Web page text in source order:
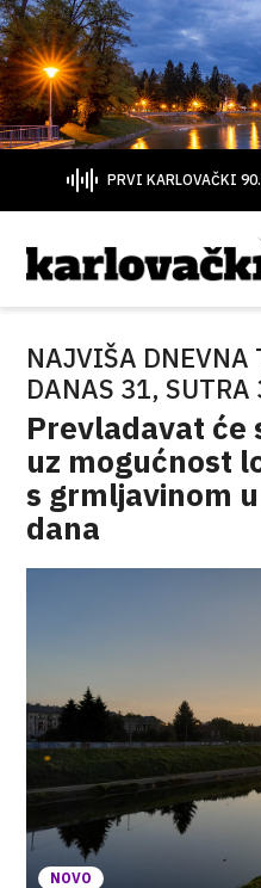
PRVI KARLOVAČKI
NAJVIŠA DNEVNA
DANAS 31, SUTRA
Prevladavat će
uz mogućnost
s grmljavinom
dana
NOVO